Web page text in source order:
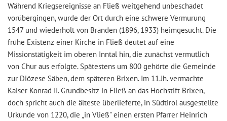
Während Kriegsereignisse an Fließ weitgehend unbeschadet
vorübergingen, wurde der Ort durch eine schwere Vermurung
1547 und wiederholt von Bränden (1896, 1933) heimgesucht. Die
frühe Existenz einer Kirche in Fließ deutet auf eine
Missionstätigkeit im oberen Inntal hin, die zunächst vermutlich
von Chur aus erfolgte. Spätestens um 800 gehörte die Gemeinde
zur Diözese Säben, dem späteren Brixen. Im 11.Jh. vermachte
Kaiser Konrad II. Grundbesitz in Fließ an das Hochstift Brixen,
doch spricht auch die älteste überlieferte, in Südtirol ausgestellte
Urkunde von 1220, die „in Vließ" einen ersten Pfarrer Heinrich